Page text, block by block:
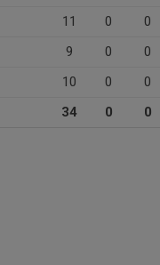
11 0 0
9 0 0
10 0 0
34 0 0